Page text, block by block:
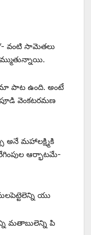
వంటి సామెతలు
పాట ఉంది. అంటే
వెంకటరమణ
అనే మహాలక్ష్మికి
ఆర్భాటమే-
యు
మతాబులెన్ని పి